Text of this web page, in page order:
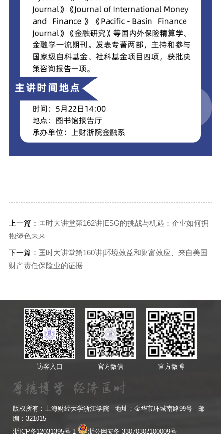
上一篇： 匡时大讲堂第162讲|ESG的挑战与机遇：企业如何拥
抱绿色未来
下一篇： 匡时大讲堂第160讲|环境效益和财富效应、来自美国
财产责任保险业的证据
访客入口 官方微信 官方微博
版权所有：上海财经大学浙江学院 地址：金华市环城南路99号 邮
编：321015
浙ICP备12031395号-1
浙公网安备 33070302100009号